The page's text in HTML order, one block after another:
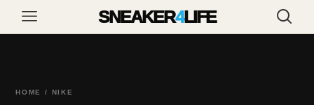
SNEAKER4LIFE
HOME / NIKE